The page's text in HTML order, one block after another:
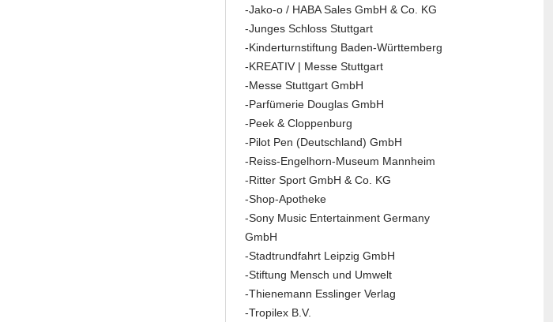
-Jako-o / HABA Sales GmbH & Co. KG
-Junges Schloss Stuttgart
-Kinderturnstiftung Baden-Württemberg
-KREATIV | Messe Stuttgart
-Messe Stuttgart GmbH
-Parfümerie Douglas GmbH
-Peek & Cloppenburg
-Pilot Pen (Deutschland) GmbH
-Reiss-Engelhorn-Museum Mannheim
-Ritter Sport GmbH & Co. KG
-Shop-Apotheke
-Sony Music Entertainment Germany
GmbH
-Stadtrundfahrt Leipzig GmbH
-Stiftung Mensch und Umwelt
-Thienemann Esslinger Verlag
-Tropilex B.V.